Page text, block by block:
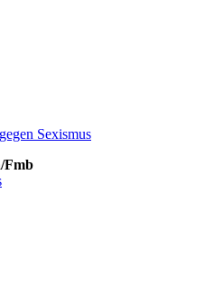
Fmb